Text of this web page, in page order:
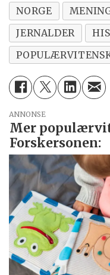
NORGE
JERNALDER
ANNONSE
Mer
Forskersonen: